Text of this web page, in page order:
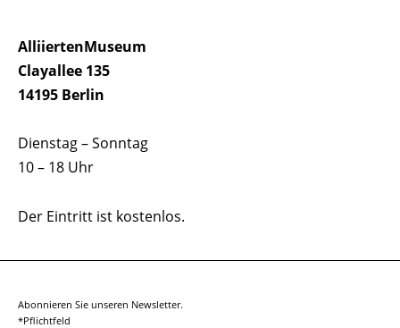
AlliiertenMuseum
Clayallee 135
14195 Berlin
Dienstag – Sonntag
10 – 18 Uhr
Der Eintritt ist kostenlos.
Abonnieren Sie unseren Newsletter.
*Pflichtfeld